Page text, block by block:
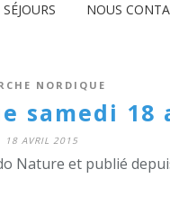
SÉJOURS NOUS
NORDIQUE
samedi 18
18 AVRIL 2015
Nature et publié